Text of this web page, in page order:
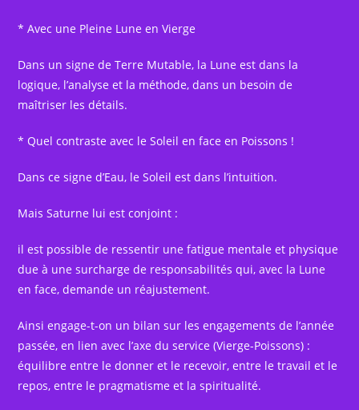
* Avec une Pleine Lune en Vierge
Dans un signe de Terre Mutable, la Lune est dans la
logique, l’analyse et la méthode, dans un besoin de
maîtriser les détails.
* Quel contraste avec le Soleil en face en Poissons !
Dans ce signe d’Eau, le Soleil est dans l’intuition.
Mais Saturne lui est conjoint :
il est possible de ressentir une fatigue mentale et physique
due à une surcharge de responsabilités qui, avec la Lune
en face, demande un réajustement.
Ainsi engage-t-on un bilan sur les engagements de l’année
passée, en lien avec l’axe du service (Vierge-Poissons) :
équilibre entre le donner et le recevoir, entre le travail et le
repos, entre le pragmatisme et la spiritualité.